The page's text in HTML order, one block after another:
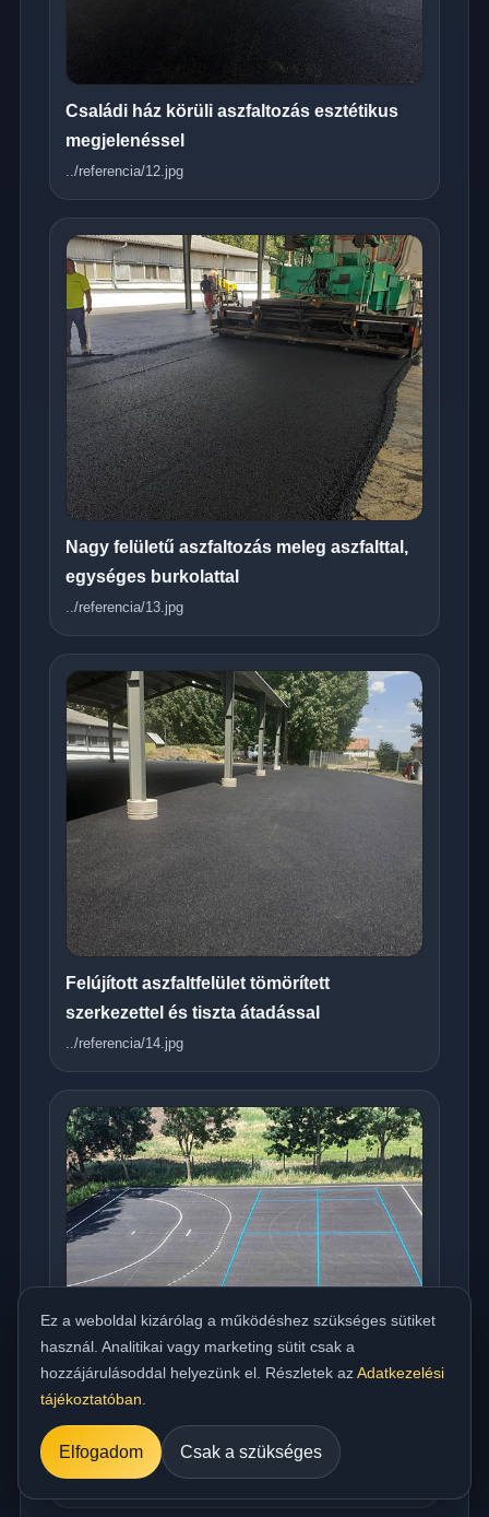
Családi ház körüli aszfaltozás esztétikus
megjelenéssel
../referencia/12.jpg
Nagy felületű aszfaltozás meleg aszfalttal,
egységes burkolattal
../referencia/13.jpg
Felújított aszfaltfelület tömörített
szerkezettel és tiszta átadással
../referencia/14.jpg
beállóra, parkolóra és utakhoz
../referencia/15.jpg
Ez a weboldal kizárólag a működéshez szükséges sütiket
használ. Analitikai vagy marketing sütit csak a
hozzájárulásoddal helyezünk el. Részletek azAdatkezelési
tájékoztatóban
Elfogadom Csak a szükséges